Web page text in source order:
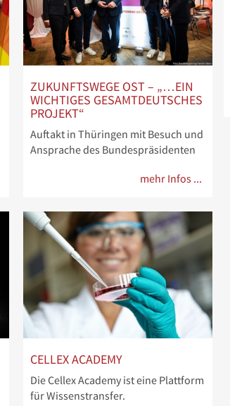
ZUKUNFTSWEGE OST – „…EIN
WICHTIGES GESAMTDEUTSCHES
PROJEKT“
Auftakt in Thüringen mit Besuch und
Ansprache des Bundespräsidenten
mehr Infos ...
CELLEX ACADEMY
Die Cellex Academy ist eine Plattform
für Wissenstransfer.